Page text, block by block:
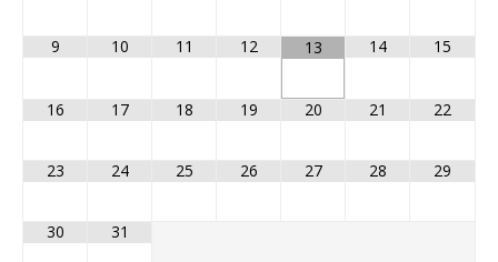
9 10 11 12 13 14 15
16 17 18 19 20 21 22
23 24 25 26 27 28 29
30 31